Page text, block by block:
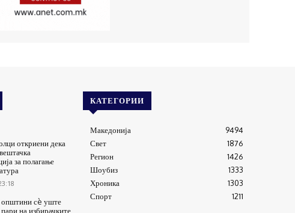
откриени дека
за полагање
општини сè уште
на избирачките
КАТЕГОРИИ
Македонија
9494
Свет
1876
Регион
1426
Шоубиз
1333
Хроника
1303
Спорт
1211